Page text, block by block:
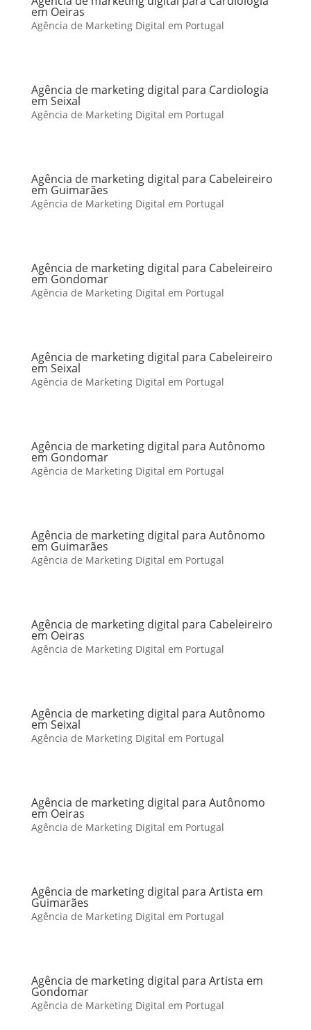
em Oeiras
Agência de Marketing Digital em Portugal
Agência de marketing digital para Cardiologia
em Seixal
Agência de Marketing Digital em Portugal
Agência de marketing digital para Cabeleireiro
em Guimarães
Agência de Marketing Digital em Portugal
Agência de marketing digital para Cabeleireiro
em Gondomar
Agência de Marketing Digital em Portugal
Agência de marketing digital para Cabeleireiro
em Seixal
Agência de Marketing Digital em Portugal
Agência de marketing digital para Autônomo
em Gondomar
Agência de Marketing Digital em Portugal
Agência de marketing digital para Autônomo
em Guimarães
Agência de Marketing Digital em Portugal
Agência de marketing digital para Cabeleireiro
em Oeiras
Agência de Marketing Digital em Portugal
Agência de marketing digital para Autônomo
em Seixal
Agência de Marketing Digital em Portugal
Agência de marketing digital para Autônomo
em Oeiras
Agência de Marketing Digital em Portugal
Agência de marketing digital para Artista em
Guimarães
Agência de Marketing Digital em Portugal
Agência de marketing digital para Artista em
Gondomar
Agência de Marketing Digital em Portugal